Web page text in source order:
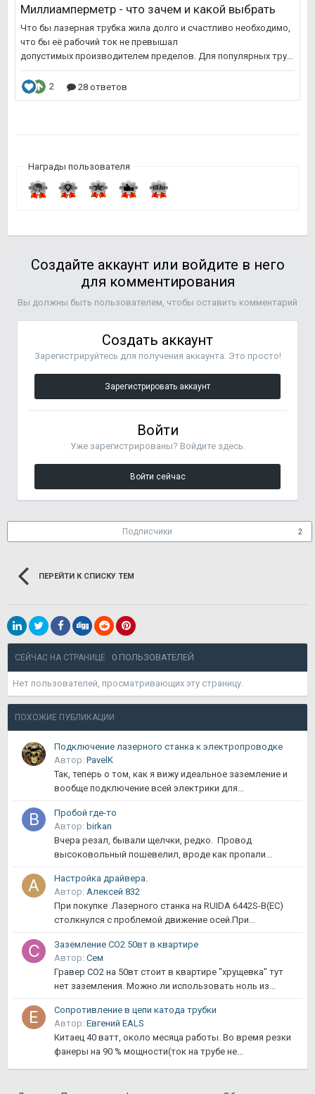
Награды пользователя
Создайте аккаунт или войдите в него
для комментирования
Вы должны быть пользователем, чтобы оставить комментарий
Создать аккаунт
Зарегистрируйтесь для получения аккаунта. Это просто!
Зарегистрировать аккаунт
Войти
Уже зарегистрированы? Войдите здесь.
Войти сейчас
Подписчики 2
ПЕРЕЙТИ К СПИСКУ ТЕМ
СЕЙЧАС НА СТРАНИЦЕ 0 ПОЛЬЗОВАТЕЛЕЙ
Нет пользователей, просматривающих эту страницу.
ПОХОЖИЕ ПУБЛИКАЦИИ
Подключение лазерного станка к электропроводке
Автор: PavelK
Так, теперь о том, как я вижу идеальное заземление и
вообще подключение всей электрики для...
Пробой где-то
Автор: birkan
Вчера резал, бывали щелчки, редко. Провод
высоковольный пошевелил, вроде как пропали...
Настройка драйвера.
Автор: Алексей 832
При покупке Лазерного станка на RUIDA 6442S-В(EC)
столкнулся с проблемой движение осей.При...
Заземление СО2 50вт в квартире
Автор: Сем
Гравер СО2 на 50вт стоит в квартире "хрущевка" тут
нет заземления. Можно ли использовать ноль из...
Сопротивление в цепи катода трубки
Автор: Евгений EALS
Китаец 40 ватт, около месяца работы. Во время резки
фанеры на 90 % мощности(ток на трубе не...